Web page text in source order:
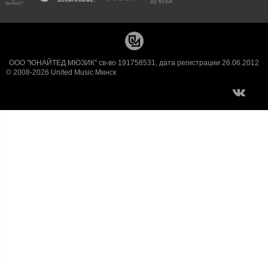
ООО "ЮНАЙТЕД МЮЗИК" св-во 191758531, дата регистрации 26.06.2012
© 2008-2026 United Music Минск